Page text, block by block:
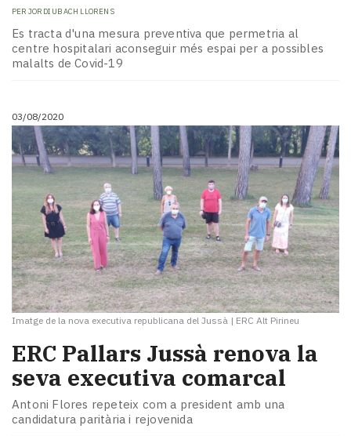
PER JORDI UBACH LLORENS
Es tracta d'una mesura preventiva que permetria al
centre hospitalari aconseguir més espai per a possibles
malalts de Covid-19
03/08/2020
Imatge de la nova executiva republicana del Jussà | ERC Alt Pirineu
ERC Pallars Jussà renova la
seva executiva comarcal
Antoni Flores repeteix com a president amb una
candidatura paritària i rejovenida